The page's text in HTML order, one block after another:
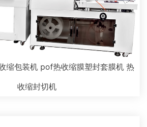
缩包装机 pof热收缩膜塑封套膜机 热
收缩封切机